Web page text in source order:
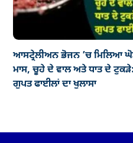
ਆਸਟ੍ਰੇਲੀਅਨ ਭੋਜਨ ’ਚ ਮਿਲਿਆ
ਮਾਸ, ਚੂਹੇ ਦੇ ਵਾਲ ਅਤੇ ਧਾਤ ਦੇ ਟੁਕੜੇ:
ਗੁਪਤ ਫਾਈਲਾਂ ਦਾ ਖੁਲਾਸਾ